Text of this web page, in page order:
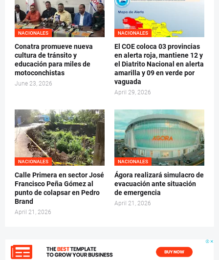
NACIONALES
Conatra promueve nueva
cultura de tránsito y
educación para miles de
motoconchistas
June 23, 2026
NACIONALES
El COE coloca 03 provincias
en alerta roja, mantiene 12 y
el Diatrito Nacional en alerta
amarilla y 09 en verde por
vaguada
April 29, 2026
NACIONALES
Calle Primera en sector José
Francisco Peña Gómez al
punto de colapsar en Pedro
Brand
April 21, 2026
NACIONALES
Ágora realizará simulacro de
evacuación ante situación
de emergencia
April 21, 2026